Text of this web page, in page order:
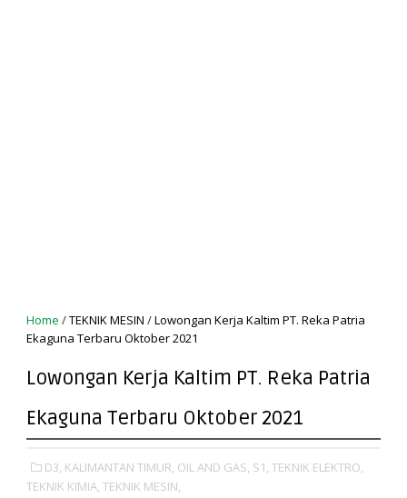
Home /TEKNIK MESIN /Lowongan Kerja Kaltim PT. Reka Patria
Ekaguna Terbaru Oktober 2021
Lowongan Kerja Kaltim PT. Reka Patria
Ekaguna Terbaru Oktober 2021
D3, KALIMANTAN TIMUR, OIL AND GAS, S1, TEKNIK ELEKTRO,
TEKNIK KIMIA, TEKNIK MESIN,